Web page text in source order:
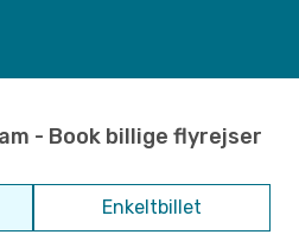
- Book billige flyrejser
Enkeltbillet